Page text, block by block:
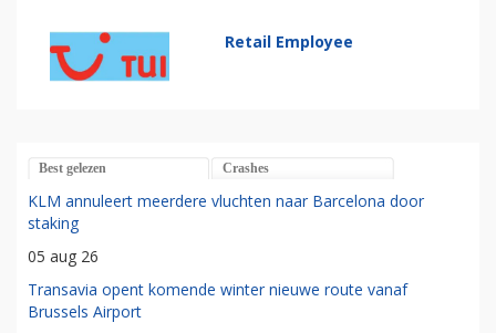
Retail Employee
Best gelezen Crashes
KLM annuleert meerdere vluchten naar Barcelona door
staking
05 aug 26
Transavia opent komende winter nieuwe route vanaf
Brussels Airport